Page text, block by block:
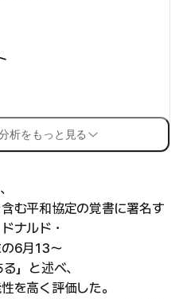
析をもっと見る
む平和協定の覚書に署名す
ナルド・
の6月13〜
」と述べ、
を高く評価した。